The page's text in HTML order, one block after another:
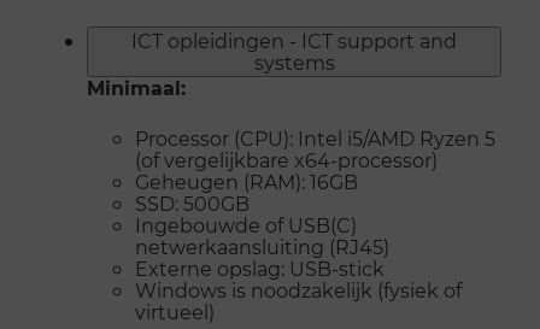
ICT opleidingen - ICT support and
systems
Minimaal:
Processor (CPU): Intel i5/AMD Ryzen 5
(of vergelijkbare x64-processor)
Geheugen (RAM): 16GB
SSD: 500GB
Ingebouwde of USB(C)
netwerkaansluiting (RJ45)
Externe opslag: USB-stick
Windows is noodzakelijk (fysiek of
virtueel)